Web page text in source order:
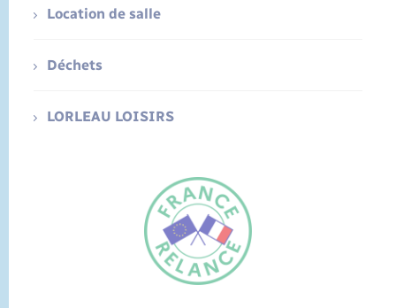
Location de salle
Déchets
LORLEAU LOISIRS